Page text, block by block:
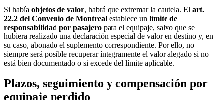
Si había objetos de valor, habrá que extremar la cautela. El art.
22.2 del Convenio de Montreal establece un límite de
responsabilidad por pasajero para el equipaje, salvo que se
hubiera realizado una declaración especial de valor en destino y, en
su caso, abonado el suplemento correspondiente. Por ello, no
siempre será posible recuperar íntegramente el valor alegado si no
está bien documentado o si excede del límite aplicable.
Plazos, seguimiento y compensación por
equipaje perdido